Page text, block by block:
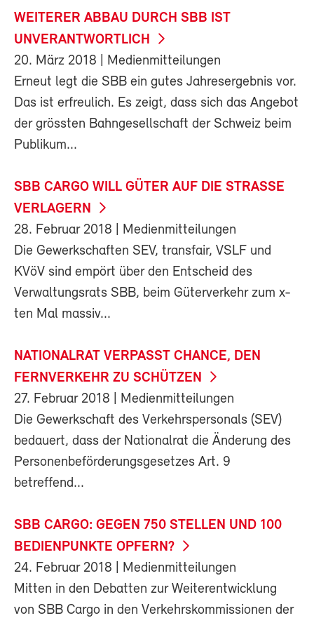
WEITERER ABBAU DURCH SBB IST
UNVERANTWORTLICH
20. März 2018 | Medienmitteilungen
Erneut legt die SBB ein gutes Jahresergebnis vor.
Das ist erfreulich. Es zeigt, dass sich das Angebot
der grössten Bahngesellschaft der Schweiz beim
Publikum...
SBB CARGO WILL GÜTER AUF DIE STRASSE
VERLAGERN
28. Februar 2018 | Medienmitteilungen
Die Gewerkschaften SEV, transfair, VSLF und
KVöV sind empört über den Entscheid des
Verwaltungsrats SBB, beim Güterverkehr zum x-
ten Mal massiv...
NATIONALRAT VERPASST CHANCE, DEN
FERNVERKEHR ZU SCHÜTZEN
27. Februar 2018 | Medienmitteilungen
Die Gewerkschaft des Verkehrspersonals (SEV)
bedauert, dass der Nationalrat die Änderung des
Personenbeförderungsgesetzes Art. 9
betreffend...
SBB CARGO: GEGEN 750 STELLEN UND 100
BEDIENPUNKTE OPFERN?
24. Februar 2018 | Medienmitteilungen
Mitten in den Debatten zur Weiterentwicklung
von SBB Cargo in den Verkehrskommissionen der